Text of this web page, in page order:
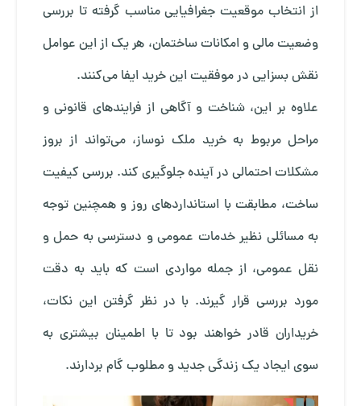
از انتخاب موقعیت جغرافیایی مناسب گرفته تا بررسی
وضعیت مالی و امکانات ساختمان، هر یک از این عوامل
نقش بسزایی در موفقیت این خرید ایفا می‌کنند.
علاوه بر این، شناخت و آگاهی از فرایندهای قانونی و
مراحل مربوط به خرید ملک نوساز، می‌تواند از بروز
مشکلات احتمالی در آینده جلوگیری کند. بررسی کیفیت
ساخت، مطابقت با استانداردهای روز و همچنین توجه
به مسائلی نظیر خدمات عمومی و دسترسی به حمل و
نقل عمومی، از جمله مواردی است که باید به دقت
مورد بررسی قرار گیرند. با در نظر گرفتن این نکات،
خریداران قادر خواهند بود تا با اطمینان بیشتری به
سوی ایجاد یک زندگی جدید و مطلوب گام بردارند.